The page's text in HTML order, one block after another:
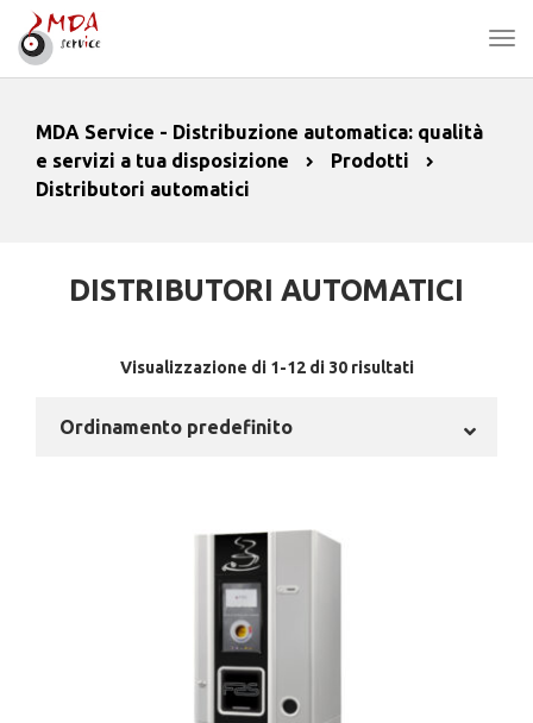
MDA Service - Distribuzione automatica: qualità
e servizi a tua disposizione
Prodotti
Distributori automatici
DISTRIBUTORI AUTOMATICI
Visualizzazione di 1-12 di 30 risultati